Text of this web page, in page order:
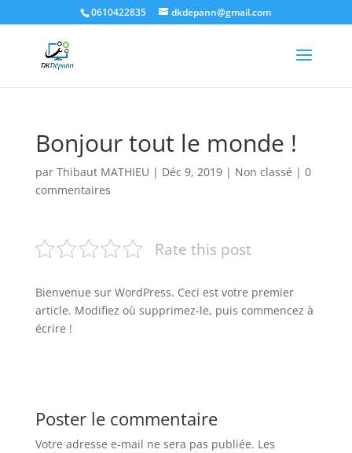
0610422835 dkdepann@gmail.com
Bonjour tout le monde !
par Thibaut MATHIEU | Déc 9, 2019| Non classé | 0
commentaires
Rate this post
Bienvenue sur WordPress. Ceci est votre premier
article. Modifiez où supprimez-le, puis commencez à
écrire !
Poster le commentaire
Votre adresse e-mail ne sera pas publiée. Les